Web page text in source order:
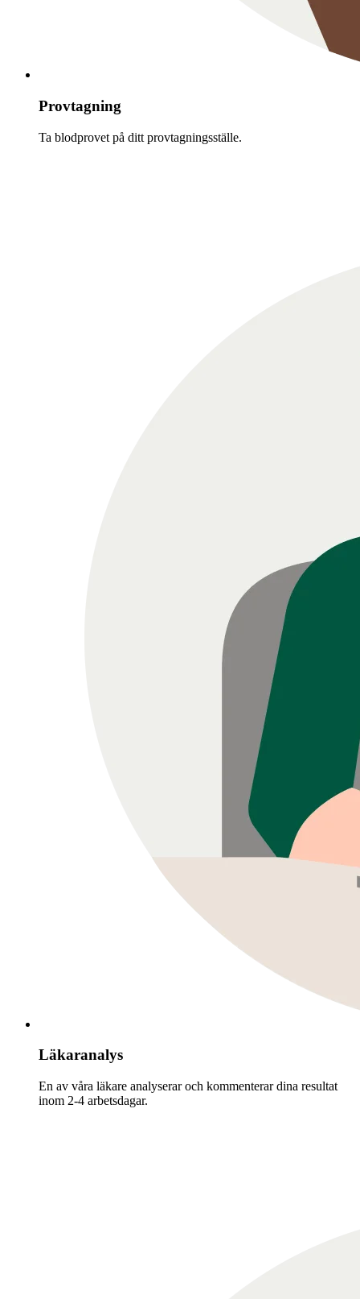
Provtagning
Ta blodprovet på ditt provtagningsställe.
Läkaranalys
En av våra läkare analyserar och kommenterar dina resultat
inom 2-4 arbetsdagar.